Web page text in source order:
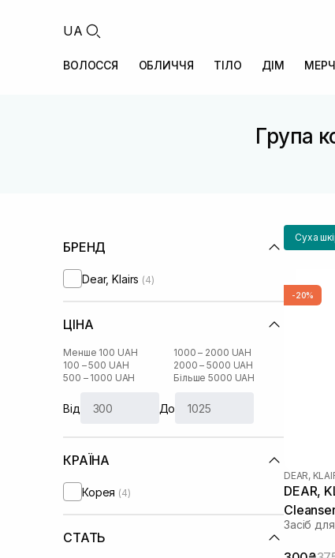
UA
ВОЛОССЯ ОБЛИЧЧЯ ТІЛО ДІМ МЕРЧ
Група
БРЕНД
Dear, Klairs (4)
ЦІНА
Менше 100 UAH
100 – 500 UAH
500 – 1000 UAH
1000 – 2000 UAH
2000 – 5000 UAH
Більше 5000 UAH
Від До
КРАЇНА
Корея (4)
СТАТЬ
Суха
-20%
DEAR,
DEAR,
Засіб